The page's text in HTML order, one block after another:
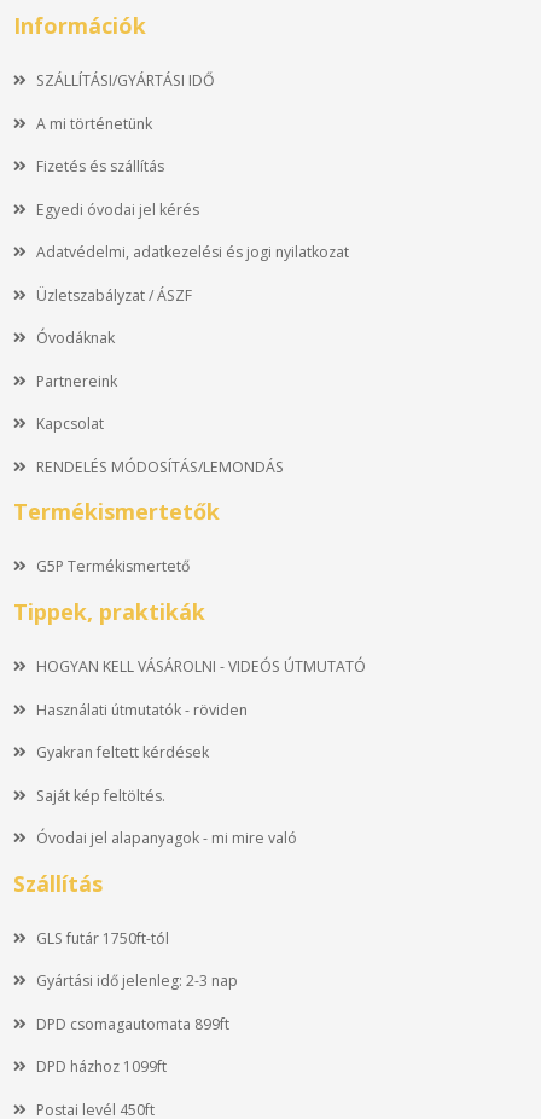
Információk
SZÁLLÍTÁSI/GYÁRTÁSI IDŐ
A mi történetünk
Fizetés és szállítás
Egyedi óvodai jel kérés
Adatvédelmi, adatkezelési és jogi nyilatkozat
Üzletszabályzat / ÁSZF
Óvodáknak
Partnereink
Kapcsolat
RENDELÉS MÓDOSÍTÁS/LEMONDÁS
Termékismertetők
G5P Termékismertető
Tippek, praktikák
HOGYAN KELL VÁSÁROLNI - VIDEÓS ÚTMUTATÓ
Használati útmutatók - röviden
Gyakran feltett kérdések
Saját kép feltöltés.
Óvodai jel alapanyagok - mi mire való
Szállítás
GLS futár 1750ft-tól
Gyártási idő jelenleg: 2-3 nap
DPD csomagautomata 899ft
DPD házhoz 1099ft
Postai levél 450ft